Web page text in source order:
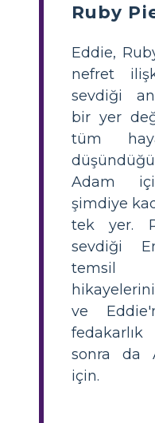
Ruby
Eddie,
nefret
sevdiği
bir yer
tüm
Adam
şimdiye
tek yer.
sevdiği
temsil
ve
sonra da
için.